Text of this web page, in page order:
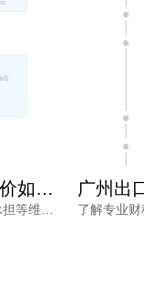
广州专业办理出口退税报价如何确定？看完不再被低价套路